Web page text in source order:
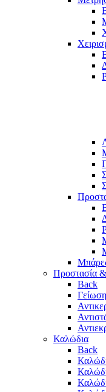
Προστασία
Back
Γείωση
Καλώδια
Back